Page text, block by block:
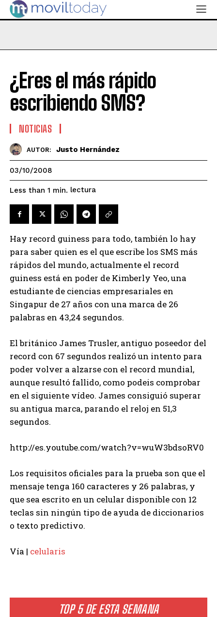
TOP 5 DE ESTA SEMANA
¿Eres el más rápido
escribiendo SMS?
NOTICIAS
AUTOR: Justo Hernández
03/10/2008
Less than 1 min. lectura
Hay record guiness para todo, también lo hay
para saber quien es el que escribe los SMS más
rápidos del mundo, actualmente el record
guiness está en poder de Kimberly Yeo, una
estudiante de ciencias empresariales en
Singapur de 27 años con una marca de 26
palabras en 43,24 segundos.
El británico James Trusler, antiguo poseedor del
record con 67 segundos realizó un intento para
poder volver a alzarse con el record mundial,
aunque resultó fallido, como podeis comprobar
en el siguiente vídeo. James consiguió superar
su antigua marca, parando el reloj en 51,3
segundos.
http://es.youtube.com/watch?v=wuW3bdsoRV0
Los requisitos oficiales para la prueba son que el
mensaje tenga 160 caracteres y 26 palabras, y
que sea escrito en un celular disponible con 12
teclas sin ningún tipo de ayuda de diccionarios
o texto predictivo.
Vía | celularis